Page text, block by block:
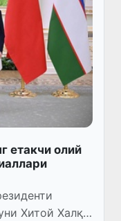
етакчи олий
Хитой Халқ